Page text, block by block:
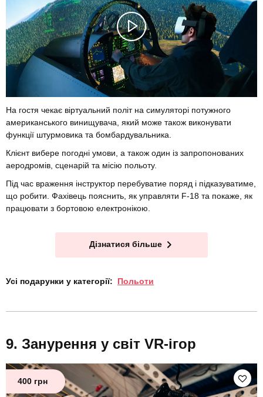
На гостя чекає віртуальний політ на симуляторі потужного
американського винищувача, який може також виконувати
функції штурмовика та бомбардувальника.
Клієнт вибере погодні умови, а також один із запропонованих
аеродромів, сценарій та місію польоту.
Під час враження інструктор перебуватие поряд і підказуватиме,
що робити. Фахівець пояснить, як управляти F-18 та покаже, як
працювати з бортовою електронікою.
Дізнатися більше
Усі подарунки у категорії: Польоти
Занурення у світ VR-ігор
400 грн